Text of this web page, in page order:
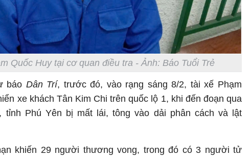
Quốc Huy tại cơ quan điều tra - Ảnh: Báo Tuổi Trẻ
báo Dân Trí, trước đó, vào rạng sáng 8/2, tài xế Phạm
xe khách Tân Kim Chi trên quốc lộ 1, khi đến đoạn qua
tỉnh Phú Yên bị mất lái, tông vào dải phân cách và lật
khiến 29 người thương vong, trong đó có 3 người tử